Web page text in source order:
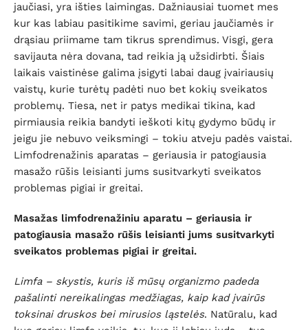
jaučiasi, yra išties laimingas. Dažniausiai tuomet mes
kur kas labiau pasitikime savimi, geriau jaučiamės ir
drąsiau priimame tam tikrus sprendimus. Visgi, gera
savijauta nėra dovana, tad reikia ją užsidirbti. Šiais
laikais vaistinėse galima įsigyti labai daug įvairiausių
vaistų, kurie turėtų padėti nuo bet kokių sveikatos
problemų. Tiesa, net ir patys medikai tikina, kad
pirmiausia reikia bandyti ieškoti kitų gydymo būdų ir
jeigu jie nebuvo veiksmingi – tokiu atveju padės vaistai.
Limfodrenažinis aparatas – geriausia ir patogiausia
masažo rūšis leisianti jums susitvarkyti sveikatos
problemas pigiai ir greitai.
Masažas limfodrenažiniu aparatu – geriausia ir
patogiausia masažo rūšis leisianti jums susitvarkyti
sveikatos problemas pigiai ir greitai.
Limfa – skystis, kuris iš mūsų organizmo padeda
pašalinti nereikalingas medžiagas, kaip kad įvairūs
toksinai druskos bei mirusios ląstelės. Natūralu, kad